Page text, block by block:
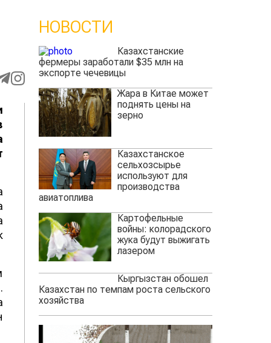
НОВОСТИ
Казахстанские
фермеры заработали $35 млн на
экспорте чечевицы
Жара в Китае может
поднять цены на
зерно
Казахстанское
сельхозсырье
используют для
производства
авиатоплива
Картофельные
войны: колорадского
жука будут выжигать
лазером
Кыргызстан обошел
Казахстан по темпам роста сельского
хозяйства